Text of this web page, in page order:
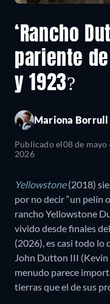
‘Rancho
pariente
y 1923?
Mariona Borrull
Publicado el08 de mayo
2026
Yellowstone(2018)
por no decir “un pelín
rancho Yellowstone
vivido desde finales
(2026), es casi todo lo
John Dutton III (Kevin
menudo parece
tierras que el de sus